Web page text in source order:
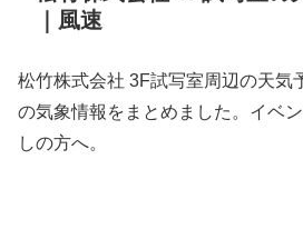
｜風速
松竹株式会社 3F試写室周辺の天気
の気象情報をまとめました。イベ
しの方へ。